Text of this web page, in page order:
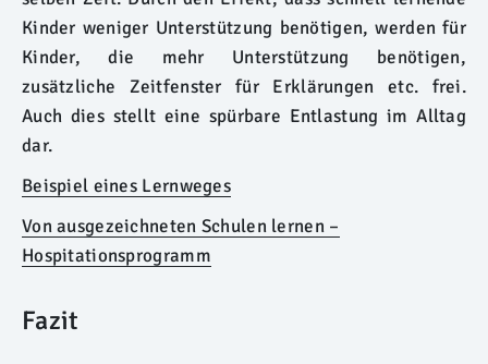
Kinder weniger Unterstützung benötigen, werden für
Kinder, die mehr Unterstützung benötigen,
zusätzliche Zeitfenster für Erklärungen etc. frei.
Auch dies stellt eine spürbare Entlastung im Alltag
dar.
Beispiel eines Lernweges
Von ausgezeichneten Schulen lernen –
Hospitationsprogramm
Fazit